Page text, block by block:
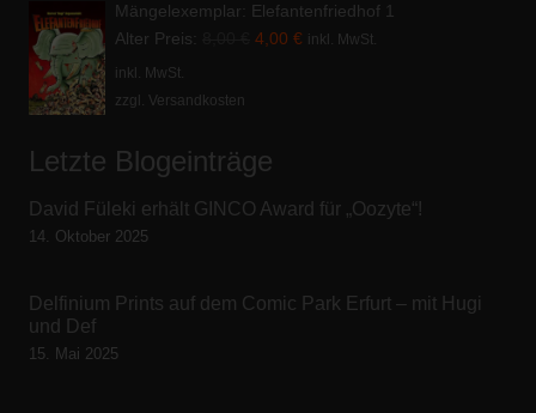
Mängelexemplar: Elefantenfriedhof 1
Alter Preis:
Ursprünglicher
4,00 € Aktueller
inkl. MwSt.
inkl. MwSt.
zzgl. Versandkosten
Letzte Blogeinträge
David Füleki erhält GINCO Award für „Oozyte“!
14. Oktober 2025
Delfinium Prints auf dem Comic Park Erfurt – mit Hugi
und Def
15. Mai 2025